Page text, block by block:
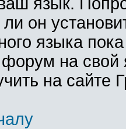
он
языка
форум на
на сайте